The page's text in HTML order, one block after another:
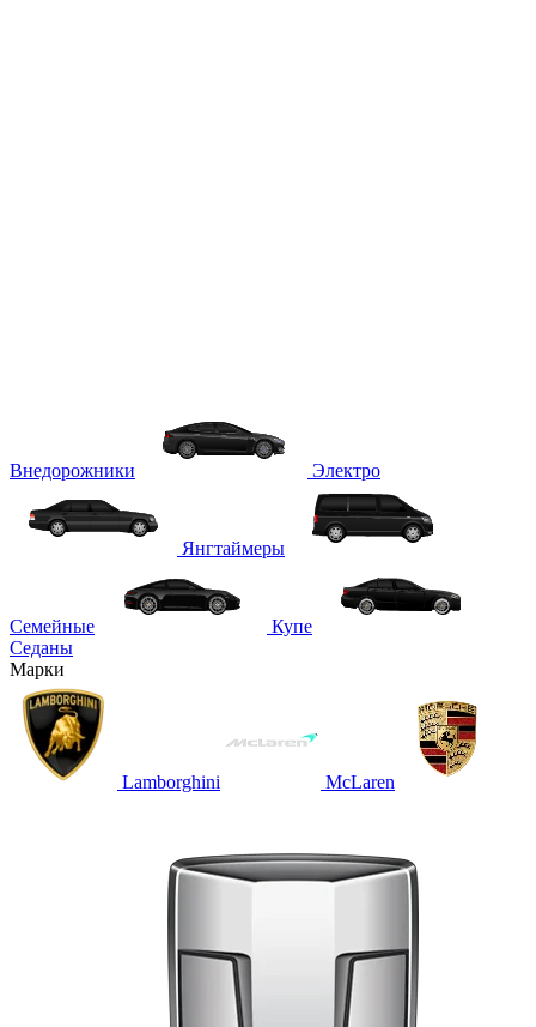
Внедорожники Электро
Янгтаймеры
Семейные
Купе
Седаны
Марки
Lamborghini McLaren